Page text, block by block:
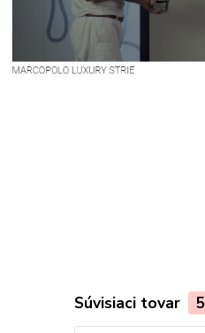
Súvisiaci tovar 5